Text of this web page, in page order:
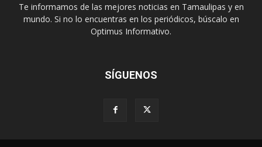
Te informamos de las mejores noticias en Tamaulipas y en
mundo. Si no lo encuentras en los periódicos, búscalo en
Optimus Informativo.
SÍGUENOS